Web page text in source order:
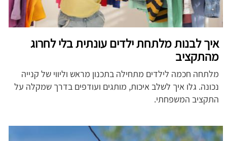
איך לבנות מלתחת ילדים עונתית בלי לחרוג
מהתקציב
מלתחה חכמה לילדים מתחילה בתכנון מראש וליווי של קנייה
נכונה. גלו איך לשלב איכות, מותגים ועודפים בדרך שמקלה על
התקציב המשפחתי.